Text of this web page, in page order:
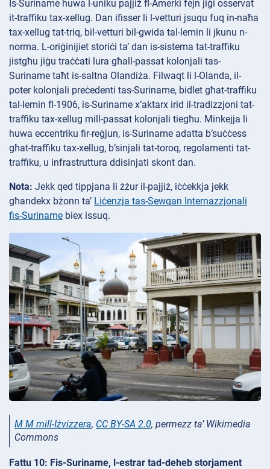
Is-Suriname huwa l-uniku pajjiż fl-Amerki fejn jiġi osservat
it-traffiku tax-xellug. Dan ifisser li l-vetturi jsuqu fuq in-naħa
tax-xellug tat-triq, bil-vetturi bil-gwida tal-lemin li jkunu n-
norma. L-oriġinijiet storiċi ta’ dan is-sistema tat-traffiku
jistgħu jiġu traċċati lura għall-passat kolоnjali tas-
Suriname taħt is-saltna Olandiża. Filwaqt li l-Olanda, il-
poter kolоnjali preċedenti tas-Suriname, bidlet għat-traffiku
tal-lemin fl-1906, is-Suriname x’aktarx irid il-tradizzjoni tat-
traffiku tax-xellug mill-passat kolоnjali tiegħu. Minkejja li
huwa eccentriku fir-reġjun, is-Suriname adatta b’suċċess
għat-traffiku tax-xellug, b’sinjali tat-toroq, regolamenti tat-
traffiku, u infrastruttura ddisinjati skont dan.
Nota: Jekk qed tippjana li żżur il-pajjiż, iċċekkja jekk
għandekx bżonn ta’ Liċenzja tas-Sewqan Internazzjonali
fis-Suriname biex issuq.
M M mill-Iżvizzera, CC BY-SA 2.0, permezz ta’ Wikimedia
Commons
Fattu 10: Fis-Suriname, l-estrar tad-deheb storjament